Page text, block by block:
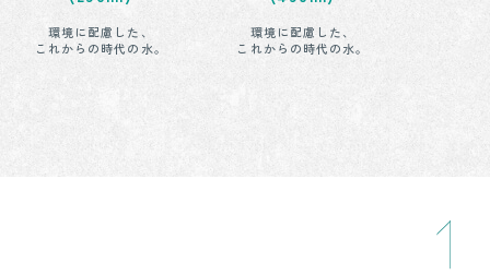
環境に配慮した、
これからの時代の水。
環境に配慮した、
これからの時代の水。